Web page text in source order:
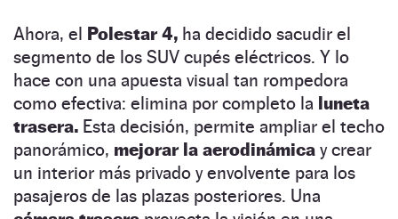
Ahora, el Polestar 4, ha decidido sacudir el
segmento de los SUV cupés eléctricos. Y lo
hace con una apuesta visual tan rompedora
como efectiva: elimina por completo la luneta
trasera. Esta decisión, permite ampliar el techo
panorámico, mejorar la aerodinámica y crear
un interior más privado y envolvente para los
pasajeros de las plazas posteriores. Una